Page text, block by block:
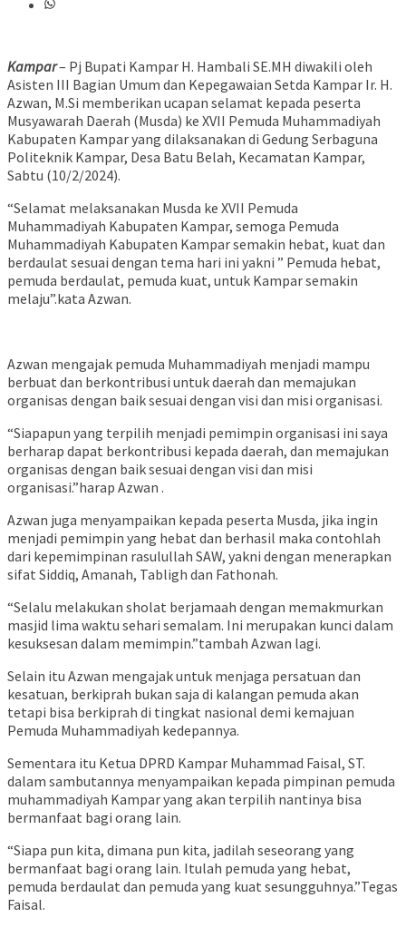
Kampar– Pj Bupati Kampar H. Hambali SE.MH diwakili oleh
Asisten III Bagian Umum dan Kepegawaian Setda Kampar Ir. H.
Azwan, M.Si memberikan ucapan selamat kepada peserta
Musyawarah Daerah (Musda) ke XVII Pemuda Muhammadiyah
Kabupaten Kampar yang dilaksanakan di Gedung Serbaguna
Politeknik Kampar, Desa Batu Belah, Kecamatan Kampar,
Sabtu (10/2/2024).
“Selamat melaksanakan Musda ke XVII Pemuda
Muhammadiyah Kabupaten Kampar, semoga Pemuda
Muhammadiyah Kabupaten Kampar semakin hebat, kuat dan
berdaulat sesuai dengan tema hari ini yakni ” Pemuda hebat,
pemuda berdaulat, pemuda kuat, untuk Kampar semakin
melaju”.kata Azwan.
Azwan mengajak pemuda Muhammadiyah menjadi mampu
berbuat dan berkontribusi untuk daerah dan memajukan
organisas dengan baik sesuai dengan visi dan misi organisasi.
“Siapapun yang terpilih menjadi pemimpin organisasi ini saya
berharap dapat berkontribusi kepada daerah, dan memajukan
organisas dengan baik sesuai dengan visi dan misi
organisasi.”harap Azwan .
Azwan juga menyampaikan kepada peserta Musda, jika ingin
menjadi pemimpin yang hebat dan berhasil maka contohlah
dari kepemimpinan rasulullah SAW, yakni dengan menerapkan
sifat Siddiq, Amanah, Tabligh dan Fathonah.
“Selalu melakukan sholat berjamaah dengan memakmurkan
masjid lima waktu sehari semalam. Ini merupakan kunci dalam
kesuksesan dalam memimpin.”tambah Azwan lagi.
Selain itu Azwan mengajak untuk menjaga persatuan dan
kesatuan, berkiprah bukan saja di kalangan pemuda akan
tetapi bisa berkiprah di tingkat nasional demi kemajuan
Pemuda Muhammadiyah kedepannya.
Sementara itu Ketua DPRD Kampar Muhammad Faisal, ST.
dalam sambutannya menyampaikan kepada pimpinan pemuda
muhammadiyah Kampar yang akan terpilih nantinya bisa
bermanfaat bagi orang lain.
“Siapa pun kita, dimana pun kita, jadilah seseorang yang
bermanfaat bagi orang lain. Itulah pemuda yang hebat,
pemuda berdaulat dan pemuda yang kuat sesungguhnya.”Tegas
Faisal.